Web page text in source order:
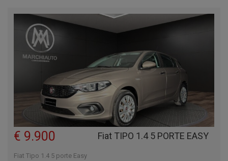
Fiat TIPO 1.4 5 PORTE EASY
€ 9.900
Fiat Tipo 1.4 5 porte Easy